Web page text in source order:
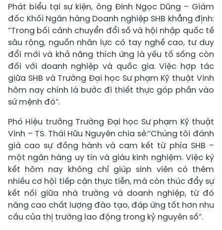
Phát biểu tại sự kiện, ông Đinh Ngọc Dũng – Giám
đốc Khối Ngân hàng Doanh nghiệp SHB khẳng định:
“Trong bối cảnh chuyển đổi số và hội nhập quốc tế
sâu rộng, nguồn nhân lực có tay nghề cao, tư duy
đổi mới và khả năng thích ứng là yếu tố sống còn
đối với doanh nghiệp và quốc gia. Việc hợp tác
giữa SHB và Trường Đại học Sư phạm Kỹ thuật Vinh
hôm nay chính là bước đi thiết thực góp phần vào
sứ mệnh đó”.
Phó Hiệu trưởng Trường Đại học Sư phạm Kỹ thuật
Vinh – TS. Thái Hữu Nguyên chia sẻ:“Chúng tôi đánh
giá cao sự đồng hành và cam kết từ phía SHB –
một ngân hàng uy tín và giàu kinh nghiệm. Việc ký
kết hôm nay không chỉ giúp sinh viên có thêm
nhiều cơ hội tiếp cận thực tiễn, mà còn thúc đẩy sự
kết nối giữa nhà trường và doanh nghiệp, từ đó
nâng cao chất lượng đào tạo, đáp ứng tốt hơn nhu
cầu của thị trường lao động trong kỷ nguyên số”.